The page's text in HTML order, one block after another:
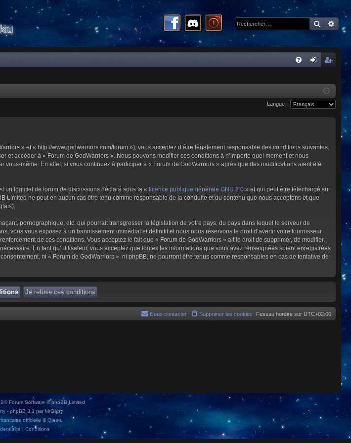
xi
cri
pti
Langue :
» et « http://www.godwarriors.com/forum »), vous acceptez d’être légalement responsable des conditions suivantes.
accéder à « Forum de GodWarriors ». Nous pouvons modifier ces conditions à n’importe quel moment et nous
même. En effet, si vous continuez à participer à « Forum de GodWarriors » après que des modifications aient été
un logiciel de forum de discussions déclaré sous la « licence publique générale GNU 2.0 » et qui peut être téléchargé sur
ne peut en aucun cas être tenu comme responsable de la conduite et du contenu que nous acceptons et que
pornographique, etc. qui pourrait transgresser la législation de votre pays, du pays dans lequel le serveur de
vous vous exposez à un bannissement immédiat et définitif et nous nous réservons le droit d’avertir votre fournisseur
de ces conditions. Vous acceptez le fait que « Forum de GodWarriors » ait le droit de supprimer, de modifier,
En tant qu’utilisateur, vous acceptez que toutes les informations que vous avez renseignées soient enregistrées
ni « Forum de GodWarriors », ni phpBB, ne pourront être tenus comme responsables en cas de tentative de
Fuseau horaire sur UTC+02:00
Supprimer les cookies
Nous contacter
® Forum Software © phpBB Limited
- phpBB 3.3 par MrGaby
officielle ©Qiaeru
| Conditions